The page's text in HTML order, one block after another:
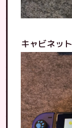
キャビネッ